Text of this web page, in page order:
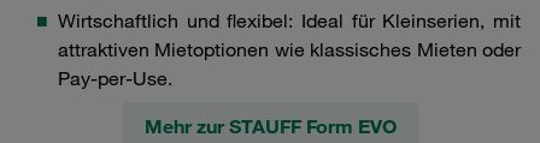
Wirtschaftlich und flexibel: Ideal für Kleinserien, mit
attraktiven Mietoptionen wie klassisches Mieten oder
Pay-per-Use.
Mehr zur STAUFF Form EVO